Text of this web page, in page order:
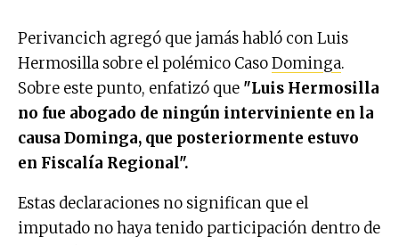
Perivancich agregó que jamás habló con Luis
Hermosilla sobre el polémico CasoDominga.
Sobre este punto, enfatizó que "Luis Hermosilla
no fue abogado de ningún interviniente en la
causa Dominga, que posteriormente estuvo
en Fiscalía Regional".
Estas declaraciones no significan que el
imputado no haya tenido participación dentro de